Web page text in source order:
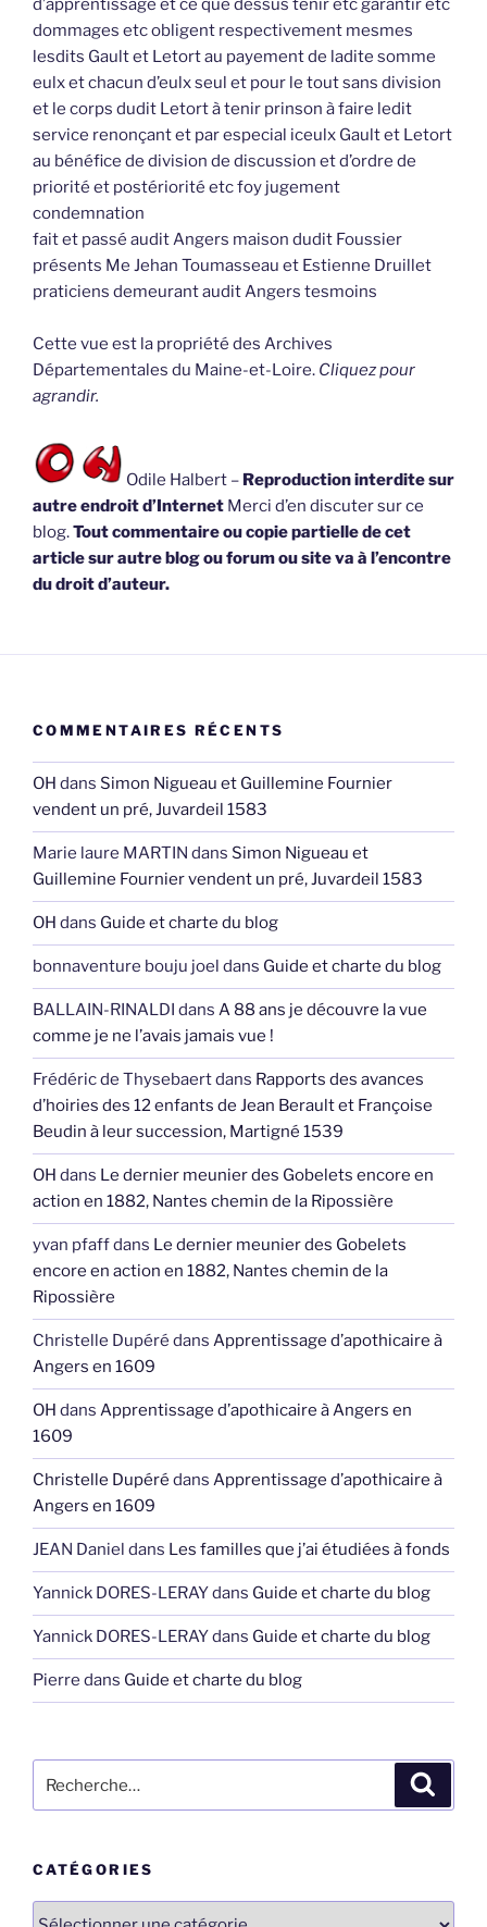
d’apprentissage et ce que dessus tenir etc garantir etc
dommages etc obligent respectivement mesmes
lesdits Gault et Letort au payement de ladite somme
eulx et chacun d’eulx seul et pour le tout sans division
et le corps dudit Letort à tenir prinson à faire ledit
service renonçant et par especial iceulx Gault et Letort
au bénéfice de division de discussion et d’ordre de
priorité et postériorité etc foy jugement
condemnation
fait et passé audit Angers maison dudit Foussier
présents Me Jehan Toumasseau et Estienne Druillet
praticiens demeurant audit Angers tesmoins
Cette vue est la propriété des Archives
Départementales du Maine-et-Loire. Cliquez pour
agrandir.
Odile Halbert – Reproduction interdite sur
autre endroit d’Internet Merci d’en discuter sur ce
blog.Tout commentaire ou copie partielle de cet
article sur autre blog ou forum ou site va à l’encontre
du droit d’auteur.
COMMENTAIRES RÉCENTS
OH dans Simon Nigueau et Guillemine Fournier
vendent un pré, Juvardeil 1583
Marie laure MARTIN dans Simon Nigueau et
Guillemine Fournier vendent un pré, Juvardeil 1583
OH dans Guide et charte du blog
bonnaventure bouju joel dans Guide et charte du blog
BALLAIN-RINALDI dans A 88 ans je découvre la vue
comme je ne l’avais jamais vue !
Frédéric de Thysebaertdans Rapports des avances
d’hoiries des 12 enfants de Jean Berault et Françoise
Beudin à leur succession, Martigné 1539
OH dans Le dernier meunier des Gobelets encore en
action en 1882, Nantes chemin de la Ripossière
yvan pfaffdans Le dernier meunier des Gobelets
encore en action en 1882, Nantes chemin de la
Ripossière
Christelle Dupéré dans Apprentissage d’apothicaire à
Angers en 1609
OH dans Apprentissage d’apothicaire à Angers en
1609
Christelle Dupéré dans Apprentissage d’apothicaire à
Angers en 1609
JEAN Daniel dans Les familles que j’ai étudiées à fonds
Yannick DORES-LERAYdans Guide et charte du blog
Yannick DORES-LERAYdans Guide et charte du blog
Pierre dans Guide et charte du blog
pour
CATÉGORIES
Catégories